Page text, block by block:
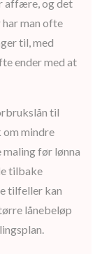
affære, og det
man ofte
til, med
ender med at
til
om mindre
før lønna
tilbake
tilfeller kan
lånebeløp